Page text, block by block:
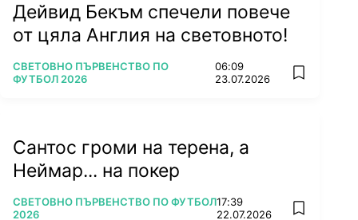
Дейвид Бекъм спечели повече
от цяла Англия на световното!
ПОВЕЧЕ ОТ
СВЕТОВНО ПЪРВЕНСТВО ПО
ФУТБОЛ 2026
06:09
23.07.2026
add
Сантос громи на терена, а
Неймар... на покер
ПОВЕЧЕ ОТ
СВЕТОВНО ПЪРВЕНСТВО ПО ФУТБОЛ
2026
17:39
22.07.2026
add